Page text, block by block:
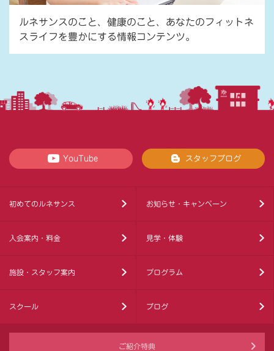
ルネサンスのこと、健康のこと、あなたのフィットネ
スライフを豊かにする情報コンテンツ。
YouTube スタッフブログ
初めてのルネサンス お知らせ・キャンペーン
入会案内・料金 見学・体験
施設・スタッフ案内 プログラム
スクール ブログ
ご紹介特典